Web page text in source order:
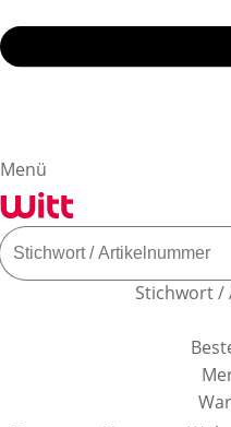
Menü
Stichwort /